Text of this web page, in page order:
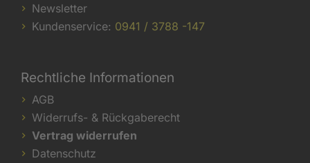
Newsletter
Kundenservice: 0941 / 3788 -147
Rechtliche Informationen
AGB
Widerrufs- & Rückgaberecht
Vertrag widerrufen
Datenschutz